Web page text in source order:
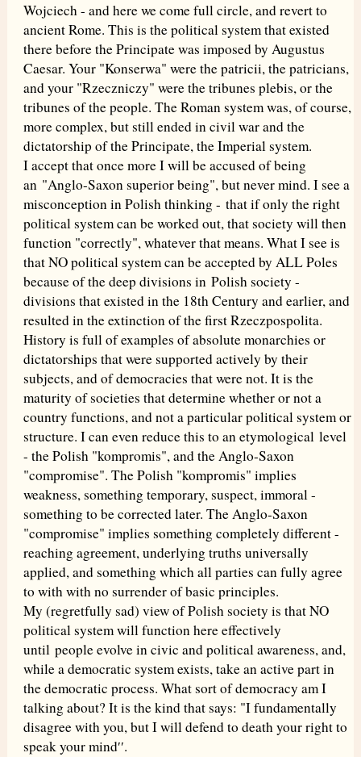
Wojciech - and here we come full circle, and revert to
ancient Rome. This is the political system that existed
there before the Principate was imposed by Augustus
Caesar. Your "Konserwa" were the patricii, the patricians,
and your "Rzeczniczy" were the tribunes plebis, or the
tribunes of the people. The Roman system was, of course,
more complex, but still ended in civil war and the
dictatorship of the Principate, the Imperial system.
I accept that once more I will be accused of being
an "Anglo-Saxon superior being", but never mind. I see a
misconception in Polish thinking - that if only the right
political system can be worked out, that society will then
function "correctly", whatever that means. What I see is
that NO political system can be accepted by ALL Poles
because of the deep divisions in Polish society -
divisions that existed in the 18th Century and earlier, and
resulted in the extinction of the first Rzeczpospolita.
History is full of examples of absolute monarchies or
dictatorships that were supported actively by their
subjects, and of democracies that were not. It is the
maturity of societies that determine whether or not a
country functions, and not a particular political system or
structure. I can even reduce this to an etymological level
- the Polish "kompromis", and the Anglo-Saxon
"compromise". The Polish "kompromis" implies
weakness, something temporary, suspect, immoral -
something to be corrected later. The Anglo-Saxon
"compromise" implies something completely different -
reaching agreement, underlying truths universally
applied, and something which all parties can fully agree
to with with no surrender of basic principles.
My (regretfully sad) view of Polish society is that NO
political system will function here effectively
until people evolve in civic and political awareness, and,
while a democratic system exists, take an active part in
the democratic process. What sort of democracy am I
talking about? It is the kind that says: "I fundamentally
disagree with you, but I will defend to death your right to
speak your mind′′.